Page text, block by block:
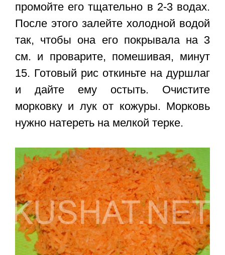
промойте его тщательно в 2-3 водах.
После этого залейте холодной водой
так, чтобы она его покрывала на 3
см. и проварите, помешивая, минут
15. Готовый рис откиньте на дуршлаг
и дайте ему остыть. Очистите
морковку и лук от кожуры. Морковь
нужно натереть на мелкой терке.